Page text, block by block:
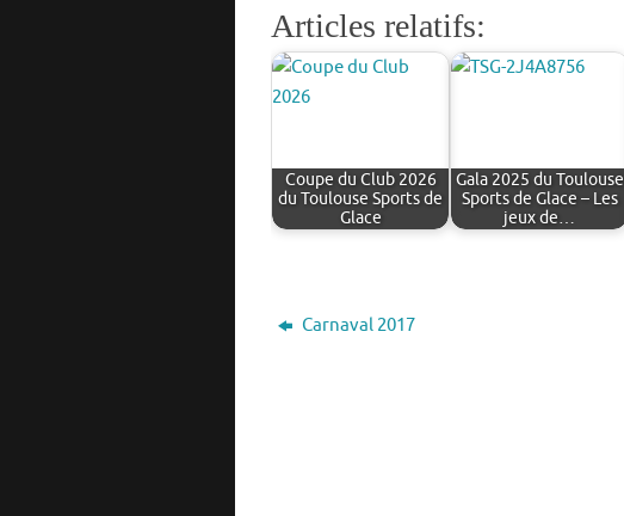
Articles relatifs:
Coupe du Club 2026
du Toulouse Sports de
Glace
Gala 2025 du Toulouse
Sports de Glace – Les
jeux de…
Carnaval 2017